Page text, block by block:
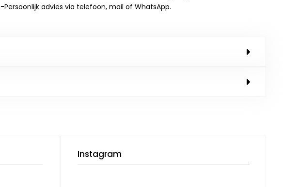
-Persoonlijk advies via telefoon, mail of WhatsApp.
Instagram